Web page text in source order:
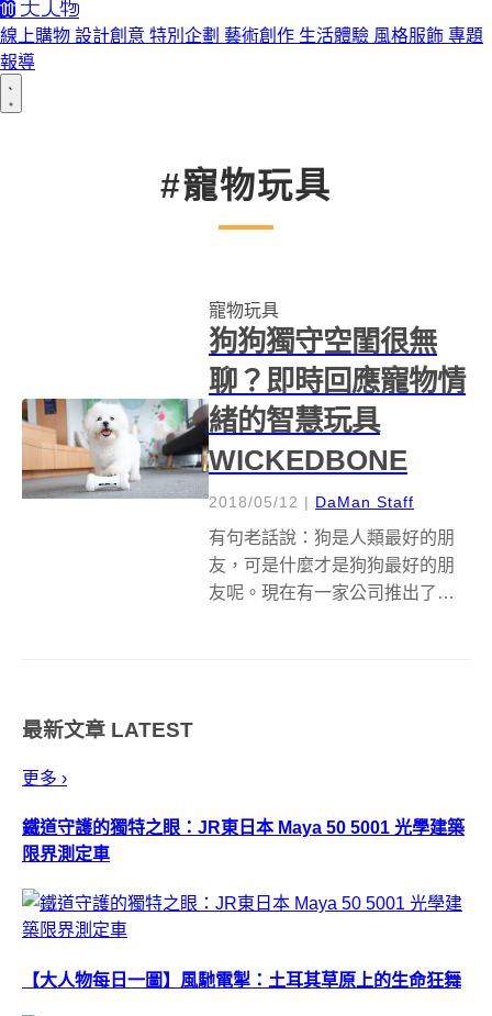
線上購物 設計創意 特別企劃 藝術創作 生活體驗 風格服飾 專題
報導
#寵物玩具
寵物玩具
狗狗獨守空閨很無
聊？即時回應寵物情
緒的智慧玩具
WICKEDBONE
2018/05/12 | DaMan Staff
有句老話說：狗是人類最好的朋
友，可是什麼才是狗狗最好的朋
友呢。現在有一家公司推出了世
最新文章 LATEST
更多 ›
鐵道守護的獨特之眼：JR東日本 Maya 50 5001 光學建築
限界測定車
【大人物每日一圖】風馳電掣：土耳其草原上的生命狂舞